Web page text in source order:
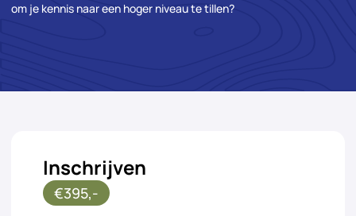
om je kennis naar een hoger niveau te tillen?
Inschrijven
€395,-